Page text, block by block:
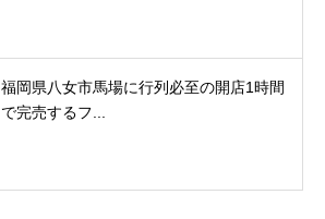
福岡県八女市馬場に行列必至の開店1時間
で完売するフ...